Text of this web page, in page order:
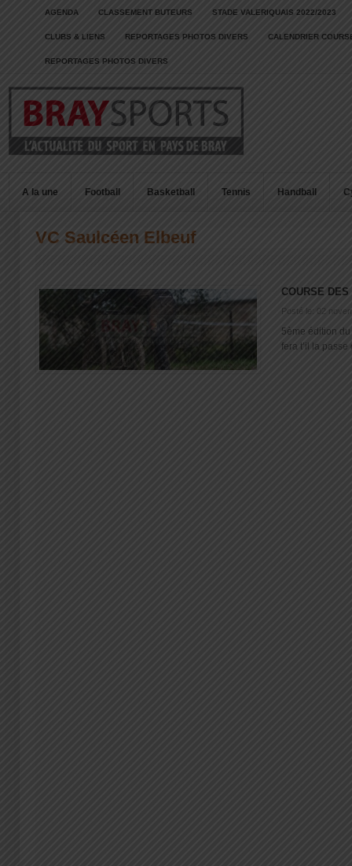
AGENDA CLASSEMENT BUTEURS STADE VALERIQUAIS 2022/2023
CLUBS & LIENS REPORTAGES PHOTOS DIVERS CALENDRIER
REPORTAGES PHOTOS DIVERS
A la une Football Basketball Tennis Handball
VC Saulcéen Elbeuf
COURSE DES
Posté le: 02
5ème édition
fera t’il la passe